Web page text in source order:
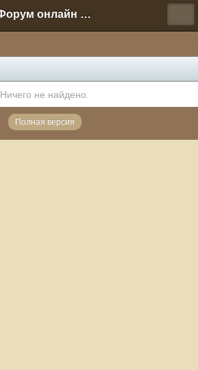
Форум онлайн игры "Новая Эра" (Нюра Биз)
Ничего не найдено.
Полная версия